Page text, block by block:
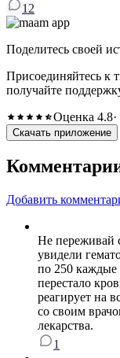
12
Поделитесь своей
Присоединяйтесь к
получайте
Оценка 4.8
Скачать приложение
Добавить
Не переживай
увидели
по 250 каждые
перестало
реагирует на
со своим
лекарства.
1